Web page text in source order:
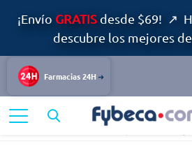
¡Envío GRATISdesde $69! ↗
descubre los mejores
Farmacias 24H
Dolor y Fiebre